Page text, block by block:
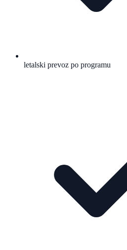
letalski prevoz po programu